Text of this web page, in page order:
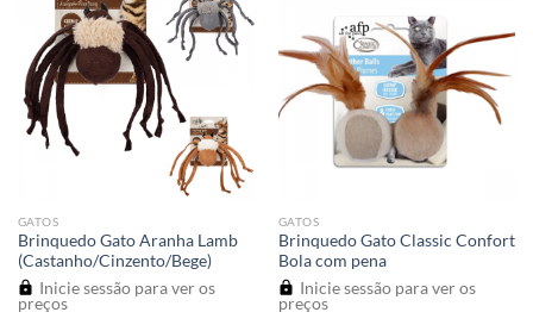
GATOS
Brinquedo Gato Aranha Lamb
(Castanho/Cinzento/Bege)
Inicie sessão para ver os
preços
GATOS
Brinquedo Gato Classic Confort
Bola com pena
Inicie sessão para ver os
preços